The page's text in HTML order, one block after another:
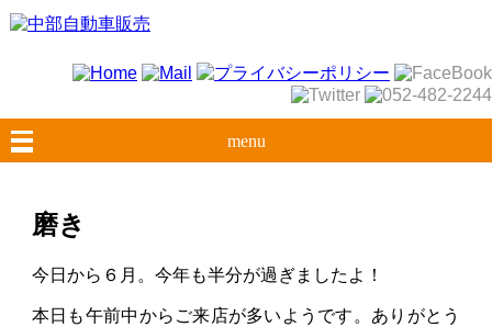
menu
磨き
今日から６月。今年も半分が過ぎましたよ！
本日も午前中からご来店が多いようです。ありがとう